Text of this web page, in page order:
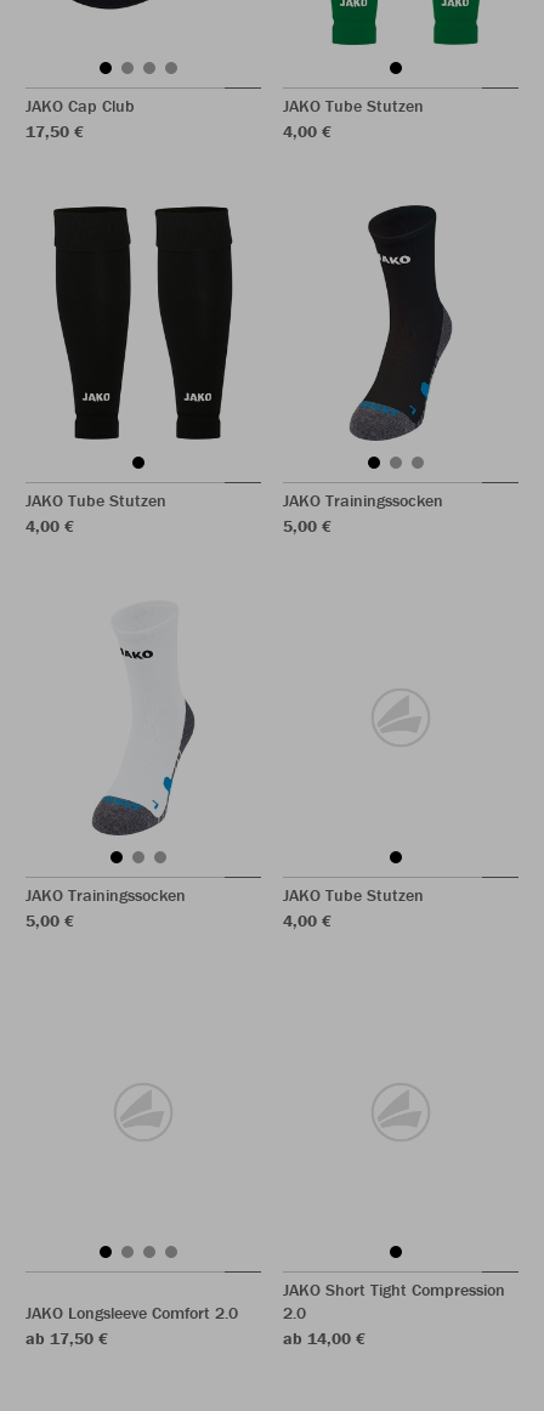
JAKO Cap Club
17,50 €
JAKO Tube Stutzen
4,00 €
JAKO Tube Stutzen
4,00 €
JAKO Trainingssocken
5,00 €
JAKO Trainingssocken
5,00 €
JAKO Tube Stutzen
4,00 €
JAKO Longsleeve Comfort 2.0
ab 17,50 €
JAKO Short Tight Compression
2.0
ab 14,00 €